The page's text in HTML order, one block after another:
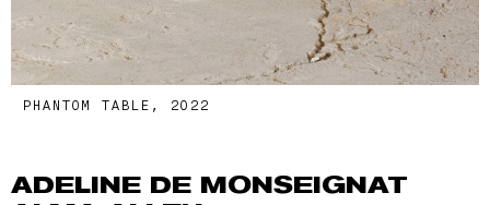
PHANTOM TABLE, 2022
ADELINE DE MONSEIGNAT